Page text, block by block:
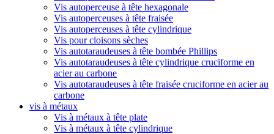
Vis autoperceuse à tête hexagonale
Vis autoperceuses à tête fraisée
Vis autoperceuses à tête cylindrique
Vis pour cloisons sèches
Vis autotaraudeuses à tête bombée Phillips
Vis autotaraudeuses à tête cylindrique cruciforme en
acier au carbone
Vis autotaraudeuses à tête fraisée cruciforme en acier au
carbone
vis à métaux
Vis à métaux à tête plate
Vis à métaux à tête cylindrique